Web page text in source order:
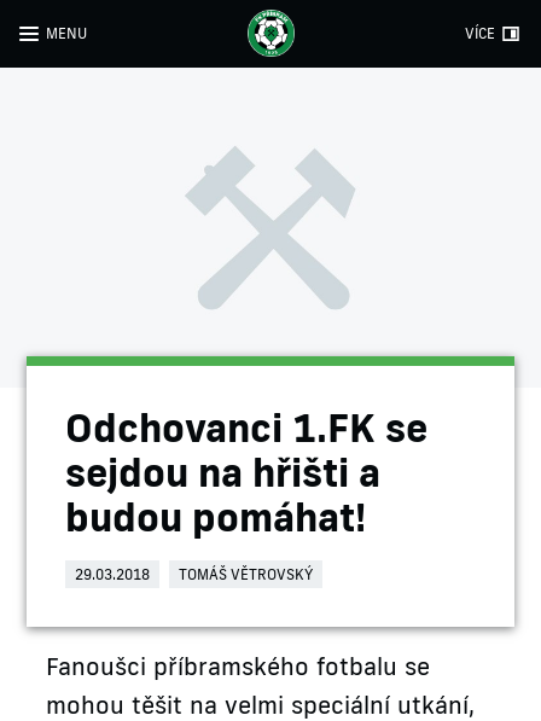
MENU VÍCE
Odchovanci 1.FK se
sejdou na hřišti a
budou pomáhat!
29.03.2018 TOMÁŠ VĚTROVSKÝ
Fanoušci příbramského fotbalu se
mohou těšit na velmi speciální utkání,